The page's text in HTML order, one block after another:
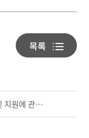
의령군 자연보호운동 단체 육성 및 지원에 관한 조례안 예고